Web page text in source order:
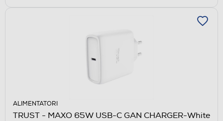
ALIMENTATORI
TRUST - MAXO 65W USB-C GAN CHARGER-White